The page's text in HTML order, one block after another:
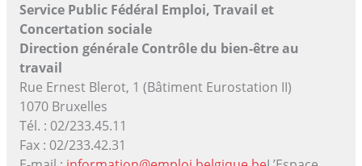
Service Public Fédéral Emploi, Travail et
Concertation sociale
Direction générale Contrôle du bien-être au
travail
Rue Ernest Blerot, 1 (Bâtiment Eurostation II)
1070 Bruxelles
Tél. : 02/233.45.11
Fax : 02/233.42.31